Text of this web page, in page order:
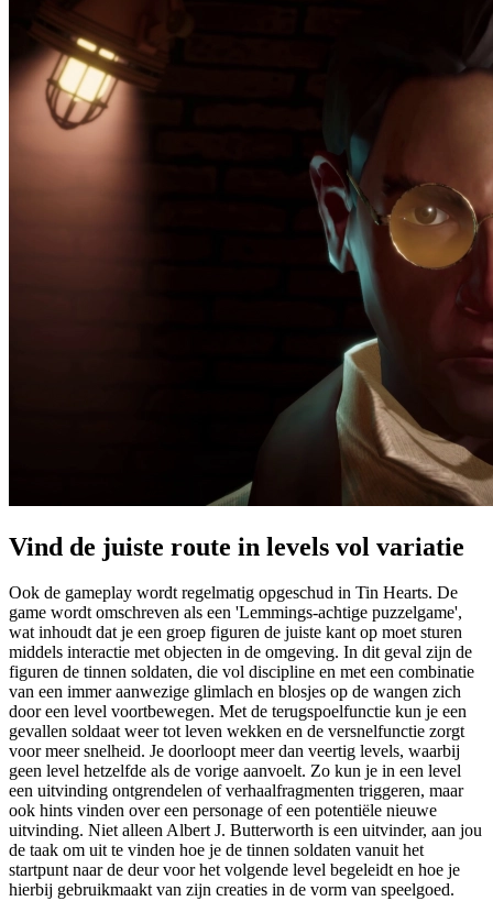
Vind de juiste route in levels vol variatie
Ook de gameplay wordt regelmatig opgeschud in Tin Hearts. De
game wordt omschreven als een 'Lemmings-achtige puzzelgame',
wat inhoudt dat je een groep figuren de juiste kant op moet sturen
middels interactie met objecten in de omgeving. In dit geval zijn de
figuren de tinnen soldaten, die vol discipline en met een combinatie
van een immer aanwezige glimlach en blosjes op de wangen zich
door een level voortbewegen. Met de terugspoelfunctie kun je een
gevallen soldaat weer tot leven wekken en de versnelfunctie zorgt
voor meer snelheid. Je doorloopt meer dan veertig levels, waarbij
geen level hetzelfde als de vorige aanvoelt. Zo kun je in een level
een uitvinding ontgrendelen of verhaalfragmenten triggeren, maar
ook hints vinden over een personage of een potentiële nieuwe
uitvinding. Niet alleen Albert J. Butterworth is een uitvinder, aan jou
de taak om uit te vinden hoe je de tinnen soldaten vanuit het
startpunt naar de deur voor het volgende level begeleidt en hoe je
hierbij gebruikmaakt van zijn creaties in de vorm van speelgoed.